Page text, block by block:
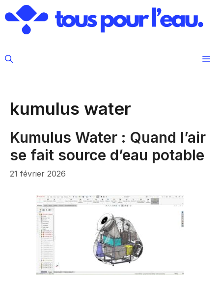
au
contenu
kumulus water
Kumulus Water : Quand l’air
se fait source d’eau potable
21 février 2026